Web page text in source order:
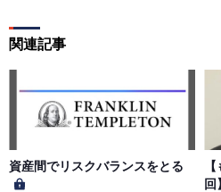
第５条（著作権）
本サイトに掲載された情報、写
社もしくは著作物の著作者また
とします。会員は、当社著作物
送信、譲渡、翻案および翻訳
侵害する行為を行ってはならな
関連記事
資産間でリスクバランスをとる
回